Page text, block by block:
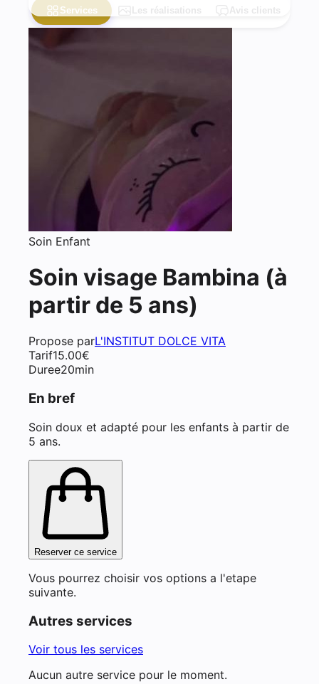
Services Les réalisations Avis clients
Soin Enfant
Soin visage Bambina (à
partir de 5 ans)
Propose parL'INSTITUT DOLCE VITA
Tarif15.00€
Duree20min
En bref
Soin doux et adapté pour les enfants à partir de
5 ans.
Reserver ce service
Vous pourrez choisir vos options a l'etape
suivante.
Autres services
Voir tous les services
Aucun autre service pour le moment.